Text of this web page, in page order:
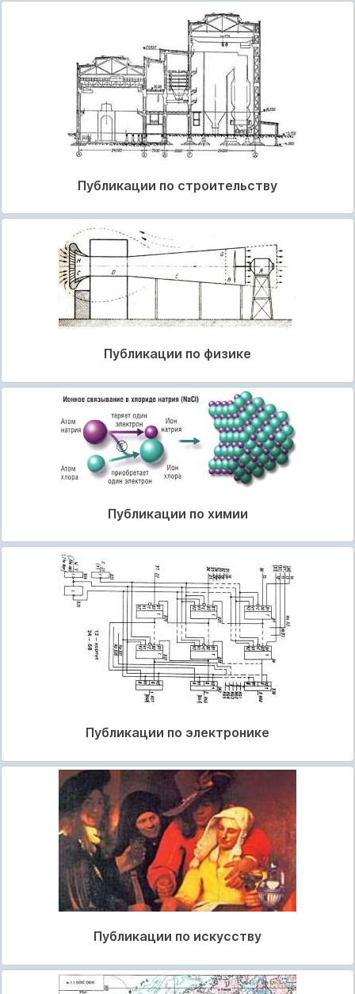
Публикации по строительству
Публикации по физике
Публикации по химии
Публикации по электронике
Публикации по искусству